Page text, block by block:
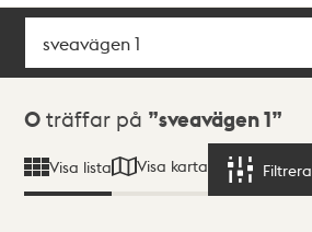
Sök
Sökresultat
0 träffar på sveavägen 1
Visa lista Visa karta Filtrera